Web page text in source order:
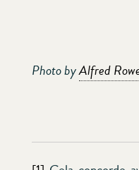
Photo byAlfred